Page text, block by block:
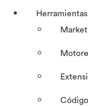
Herramientas